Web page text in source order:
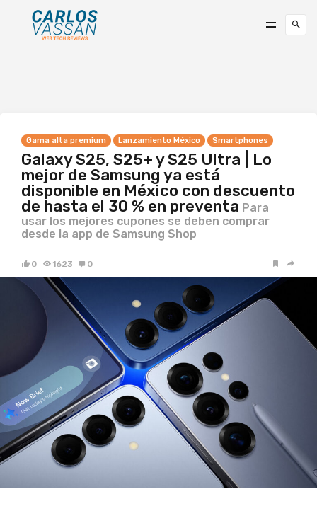
Gama alta premium Lanzamiento México Smartphones
Galaxy S25, S25+ y S25 Ultra | Lo
mejor de Samsung ya está
disponible en México con descuento
de hasta el 30 % en preventa Para
usar los mejores cupones se deben comprar
desde la app de Samsung Shop
0 1623 0